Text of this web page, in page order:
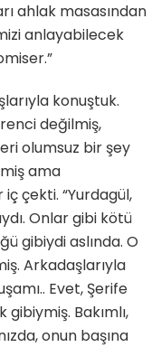
ahlak masasından
anlayabilecek
konuştuk.
değilmiş,
olumsuz bir şey
ama
çekti. “Yurdagül,
Onlar gibi kötü
gibiydi aslında. O
Arkadaşlarıyla
Evet, Şerife
gibiymiş. Bakımlı,
onun başına